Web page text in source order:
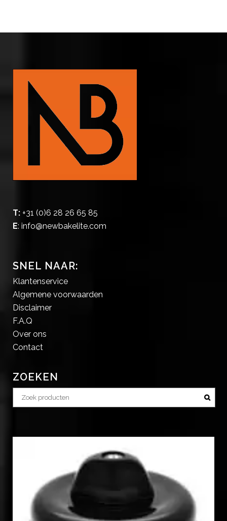
T: +31 (0)6 28 26 65 85
E: info@newbakelite.com
SNEL NAAR:
Klantenservice
Algemene voorwaarden
Disclaimer
F.A.Q
Over ons
Contact
ZOEKEN